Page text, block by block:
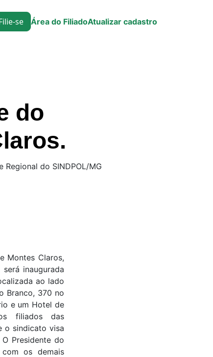
se Área do FiliadoAtualizar cadastro
do
do SINDPOL/MG
Montes Claros,
inaugurada
ao lado
Branco, 370 no
e um Hotel de
filiados das
o sindicato visa
Presidente do
com os demais